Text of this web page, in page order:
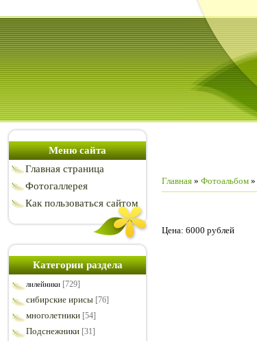
Меню сайта
Главная страница
Фотогаллерея
Как пользоваться сайтом
Категории раздела
лилейники [729]
сибирские ирисы [76]
многолетники [54]
Подснежники [31]
Главная » Фотоальбом »
Цена: 6000 рублей